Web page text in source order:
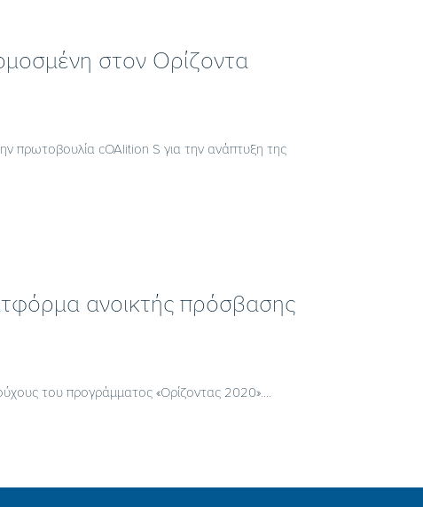
στον Ορίζοντα
πρωτοβουλία cOAlition S για την ανάπτυξη της
ανοικτής πρόσβασης
του προγράμματος «Ορίζοντας 2020»....